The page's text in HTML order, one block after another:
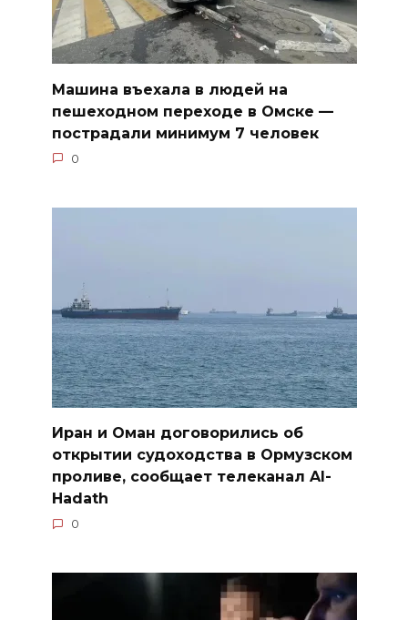
Машина въехала в людей на
пешеходном переходе в Омске —
пострадали минимум 7 человек
0
Иран и Оман договорились об
открытии судоходства в Ормузском
проливе, сообщает телеканал Al-
Hadath
0